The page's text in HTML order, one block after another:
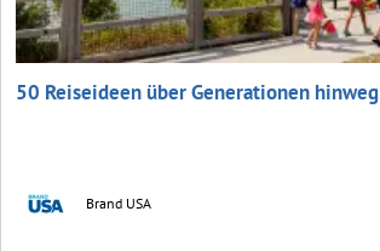
50 Reiseideen über Generationen hinweg
Brand USA